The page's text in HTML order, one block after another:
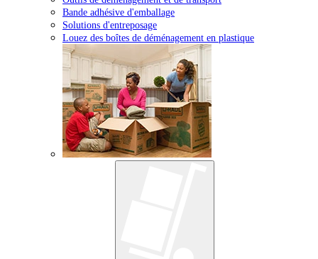
Bande adhésive d'emballage
Solutions d'entreposage
Louez des boîtes de déménagement en plastique